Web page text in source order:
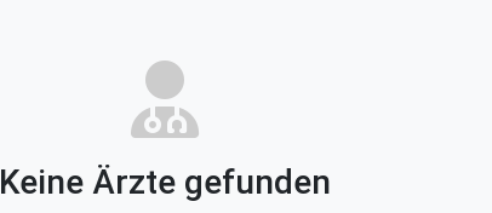
Keine Ärzte gefunden